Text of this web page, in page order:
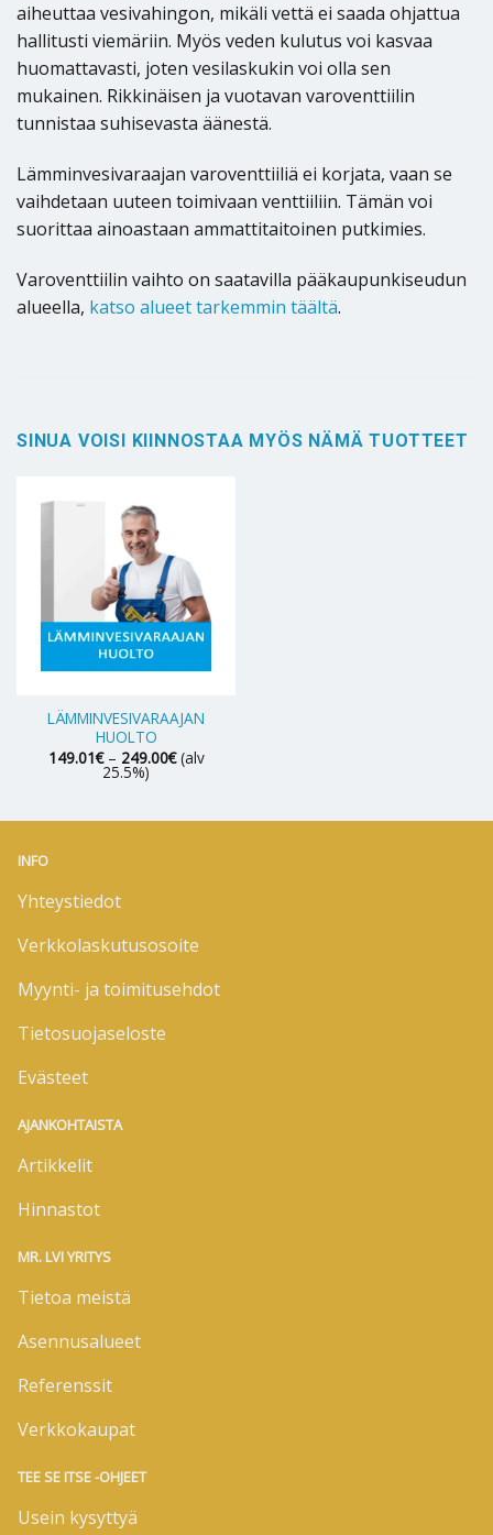
aiheuttaa vesivahingon, mikäli vettä ei saada ohjattua
hallitusti viemäriin. Myös veden kulutus voi kasvaa
huomattavasti, joten vesilaskukin voi olla sen
mukainen. Rikkinäisen ja vuotavan varoventtiilin
tunnistaa suhisevasta äänestä.
Lämminvesivaraajan varoventtiiliä ei korjata, vaan se
vaihdetaan uuteen toimivaan venttiiliin. Tämän voi
suorittaa ainoastaan ammattitaitoinen putkimies.
Varoventtiilin vaihto on saatavilla pääkaupunkiseudun
alueella, katso alueet tarkemmin täältä.
SINUA VOISI KIINNOSTAA MYÖS NÄMÄ TUOTTEET
LÄMMINVESIVARAAJAN
HUOLTO
149.01€ – 249.00€Hintaluokka:
149.01€
(alv
25.5%)
INFO
Yhteystiedot
Verkkolaskutusosoite
Myynti- ja toimitusehdot
Tietosuojaseloste
Evästeet
AJANKOHTAISTA
Artikkelit
Hinnastot
MR. LVI YRITYS
Tietoa meistä
Asennusalueet
Referenssit
Verkkokaupat
TEE SE ITSE -OHJEET
Usein kysyttyä